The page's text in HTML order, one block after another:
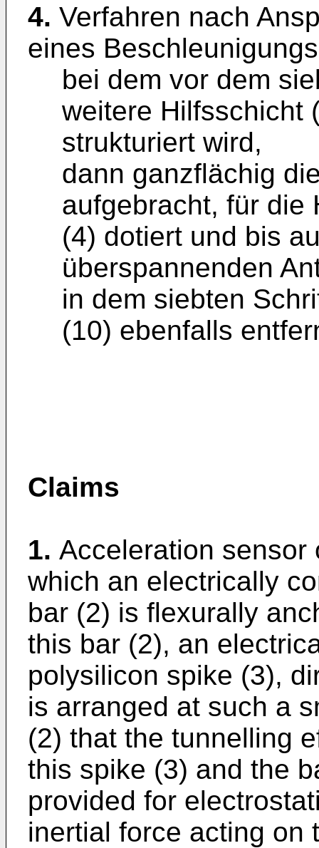
4. Verfahren nach
eines
bei dem vor dem
weitere Hilfsschicht
strukturiert wird,
dann ganzflächig
aufgebracht, für die
(4) dotiert und bis
überspannenden
in dem siebten
(10) ebenfalls
Claims
1. Acceleration sensor
which an electrically
bar (2) is flexurally
this bar (2), an
polysilicon spike (3),
is arranged at such a
(2) that the tunnelling
this spike (3) and the
provided for
inertial force acting on